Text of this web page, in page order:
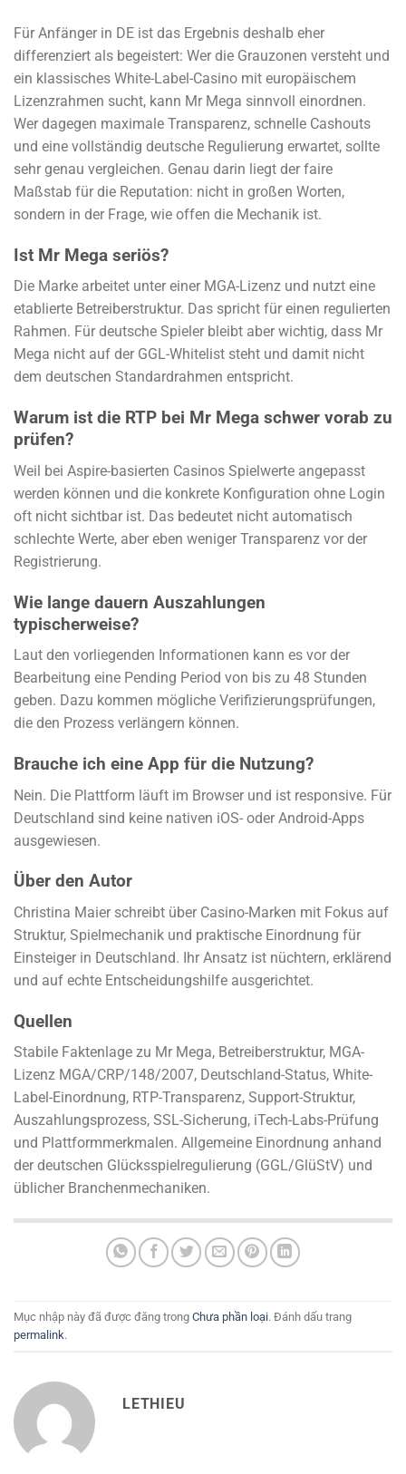
Für Anfänger in DE ist das Ergebnis deshalb eher
differenziert als begeistert: Wer die Grauzonen versteht und
ein klassisches White-Label-Casino mit europäischem
Lizenzrahmen sucht, kann Mr Mega sinnvoll einordnen.
Wer dagegen maximale Transparenz, schnelle Cashouts
und eine vollständig deutsche Regulierung erwartet, sollte
sehr genau vergleichen. Genau darin liegt der faire
Maßstab für die Reputation: nicht in großen Worten,
sondern in der Frage, wie offen die Mechanik ist.
Ist Mr Mega seriös?
Die Marke arbeitet unter einer MGA-Lizenz und nutzt eine
etablierte Betreiberstruktur. Das spricht für einen regulierten
Rahmen. Für deutsche Spieler bleibt aber wichtig, dass Mr
Mega nicht auf der GGL-Whitelist steht und damit nicht
dem deutschen Standardrahmen entspricht.
Warum ist die RTP bei Mr Mega schwer vorab zu
prüfen?
Weil bei Aspire-basierten Casinos Spielwerte angepasst
werden können und die konkrete Konfiguration ohne Login
oft nicht sichtbar ist. Das bedeutet nicht automatisch
schlechte Werte, aber eben weniger Transparenz vor der
Registrierung.
Wie lange dauern Auszahlungen
typischerweise?
Laut den vorliegenden Informationen kann es vor der
Bearbeitung eine Pending Period von bis zu 48 Stunden
geben. Dazu kommen mögliche Verifizierungsprüfungen,
die den Prozess verlängern können.
Brauche ich eine App für die Nutzung?
Nein. Die Plattform läuft im Browser und ist responsive. Für
Deutschland sind keine nativen iOS- oder Android-Apps
ausgewiesen.
Über den Autor
Christina Maier schreibt über Casino-Marken mit Fokus auf
Struktur, Spielmechanik und praktische Einordnung für
Einsteiger in Deutschland. Ihr Ansatz ist nüchtern, erklärend
und auf echte Entscheidungshilfe ausgerichtet.
Quellen
Stabile Faktenlage zu Mr Mega, Betreiberstruktur, MGA-
Lizenz MGA/CRP/148/2007, Deutschland-Status, White-
Label-Einordnung, RTP-Transparenz, Support-Struktur,
Auszahlungsprozess, SSL-Sicherung, iTech-Labs-Prüfung
und Plattformmerkmalen. Allgemeine Einordnung anhand
der deutschen Glücksspielregulierung (GGL/GlüStV) und
üblicher Branchenmechaniken.
Mục nhập này đã được đăng trong Chưa phần loại. Đánh dấu trang
permalink.
LETHIEU